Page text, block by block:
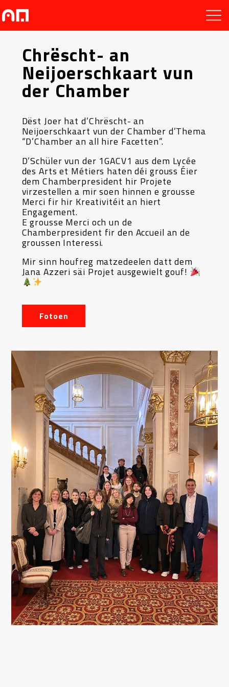
Chrëscht- an
Neijoerschkaart vun
der Chamber
Dëst Joer hat d’Chrëscht- an
Neijoerschkaart vun der Chamber d’Thema
“D’Chamber an all hire Facetten”.
D’Schüler vun der 1GACV1 aus dem Lycée
des Arts et Métiers haten déi grouss Éier
dem Chamberpresident hir Projete
virzestellen a mir soen hinnen e grousse
Merci fir hir Kreativitéit an hiert
Engagement.
E grousse Merci och un de
Chamberpresident fir den Accueil an de
groussen Interessi.
Mir sinn houfreg matzedeelen datt dem
Jana Azzeri säi Projet ausgewielt gouf!
Fotoen